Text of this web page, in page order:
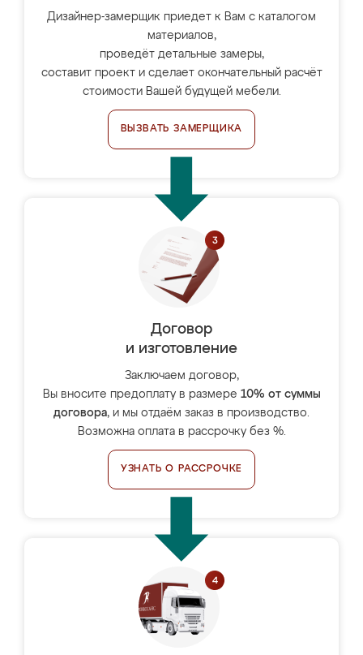
Дизайнер-замерщик приедет к Вам с каталогом
материалов,
проведёт детальные замеры,
составит проект и сделает окончательный расчёт
стоимости Вашей будущей мебели.
ВЫЗВАТЬ ЗАМЕРЩИКА
Договор
и изготовление
Заключаем договор,
Вы вносите предоплату в размере 10% от суммы
договора, и мы отдаём заказ в производство.
Возможна оплата в рассрочку без %.
УЗНАТЬ О РАССРОЧКЕ